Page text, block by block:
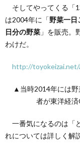
そしてやってくる「
は2004年に「野菜一日
日分の野菜 」を販売。
わけだ。
http://
▲当時2014年には野
者が東洋経
一番気になるのは「
れについては詳しく解